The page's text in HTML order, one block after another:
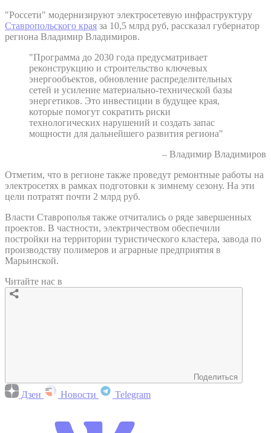
"Россети" модернизируют электросетевую инфраструктуру
Ставропольского края за 10,5 млрд руб, рассказал губернатор
региона Владимир Владимиров.
"Программа до 2030 года предусматривает
реконструкцию и строительство ключевых
энергообъектов, обновление распределительных
сетей и усиление материально-технической базы
энергетиков. Это инвестиции в будущее края,
которые помогут сократить риски
технологических нарушений и создать запас
мощности для дальнейшего развития региона"
– Владимир Владимиров
Отметим, что в регионе также проведут ремонтные работы на
электросетях в рамках подготовки к зимнему сезону. На эти
цели потратят почти 2 млрд руб.
Власти Ставрополья также отчитались о ряде завершенных
проектов. В частности, электричеством обеспечили
постройки на территории туристического кластера, завода по
производству полимеров и аграрные предприятия в
Марьинской.
Читайте нас в
Поделиться
Дзен Новости Telegram